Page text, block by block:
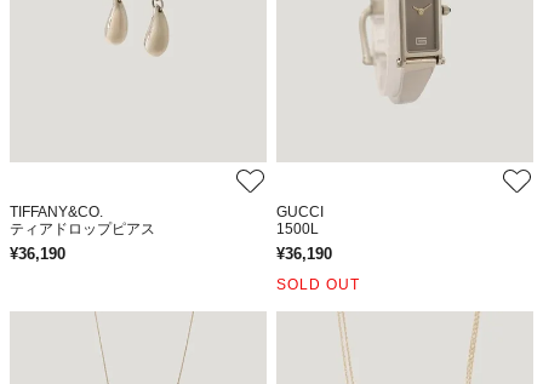
TIFFANY&CO.
ティアドロップピアス
¥36,190
GUCCI
1500L
¥36,190
SOLD OUT